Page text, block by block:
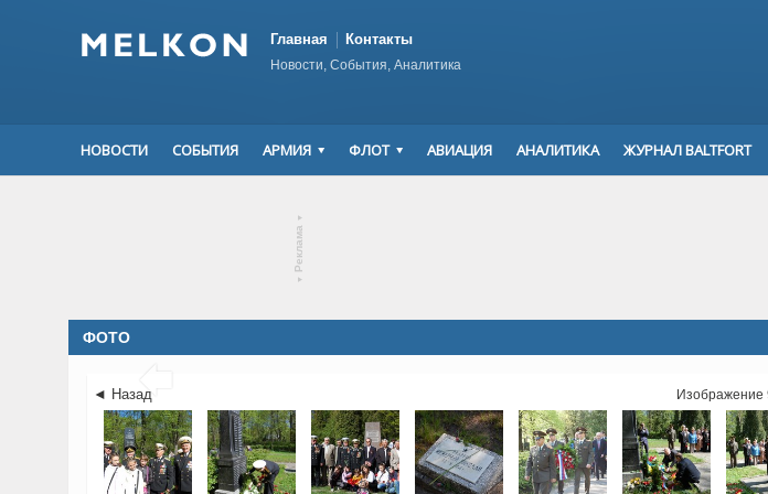
Главная Контакты
Новости, События, Аналитика
НОВОСТИ СОБЫТИЯ АРМИЯ ФЛОТ АВИАЦИЯ АНАЛИТИКА ЖУРНАЛ BALTFORT
▾
Реклама
▾
ФОТО

◄ Назад Изображение